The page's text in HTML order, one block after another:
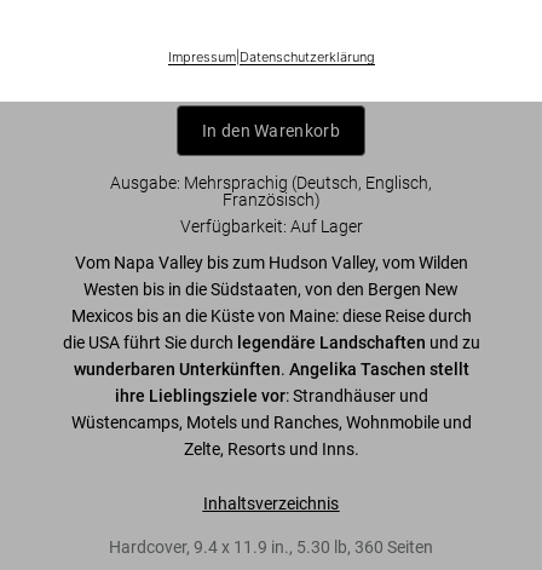
Impressum| Datenschutzerklärung
In den Warenkorb
Ausgabe: Mehrsprachig (Deutsch, Englisch,
Französisch)
Verfügbarkeit: Auf Lager
Vom Napa Valley bis zum Hudson Valley, vom Wilden
Westen bis in die Südstaaten, von den Bergen New
Mexicos bis an die Küste von Maine: diese Reise durch
die USA führt Sie durch legendäre Landschaften und zu
wunderbaren Unterkünften. Angelika Taschen stellt
ihre Lieblingsziele vor: Strandhäuser und
Wüstencamps, Motels und Ranches, Wohnmobile und
Zelte, Resorts und Inns.
Inhaltsverzeichnis
Hardcover, 9.4x 11.9 in., 5.30 lb, 360 Seiten